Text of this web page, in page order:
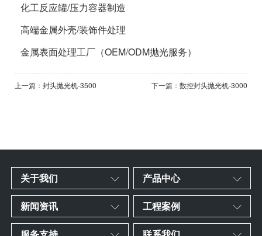
化工反应罐/压力容器制造
高端金属外壳/装饰件处理
金属表面处理工厂（OEM/ODM抛光服务）
上一篇：封头抛光机-3500 下一篇：数控封头抛光机-3000
关于我们 产品中心
新闻资讯 工程案例